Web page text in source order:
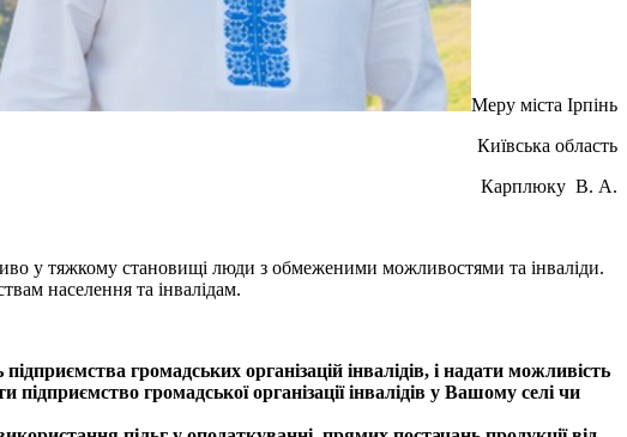
Меру міста Ірпінь
Київська область
Карплюку В. А.
у тяжкому становищі люди з обмеженими можливостями та інваліди.
населення та інвалідам.
громадських організацій інвалідів, і надати можливість
громадської організації інвалідів у Вашому селі чи